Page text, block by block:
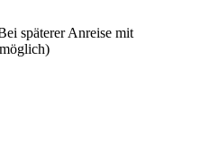
späterer Anreise mit